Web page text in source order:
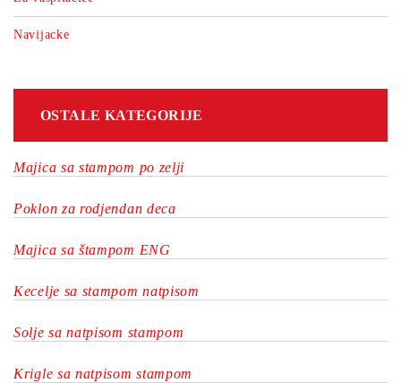
Navijacke
OSTALE KATEGORIJE
Majica sa stampom po zelji
Poklon za rodjendan deca
Majica sa štampom ENG
Kecelje sa stampom natpisom
Solje sa natpisom stampom
Krigle sa natpisom stampom